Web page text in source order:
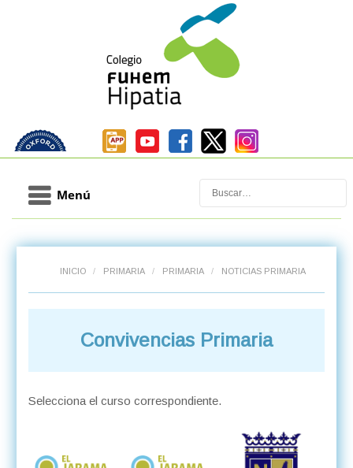
Menú
Buscar
INICIO / PRIMARIA / PRIMARIA / NOTICIAS PRIMARIA
Convivencias Primaria
Selecciona el curso correspondiente.